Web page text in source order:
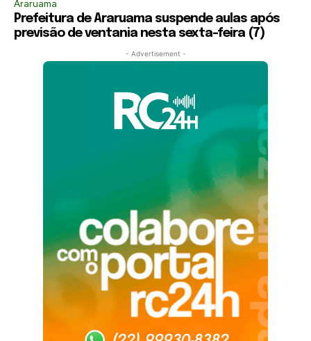
Araruama
Prefeitura de Araruama suspende aulas após
previsão de ventania nesta sexta-feira (7)
- Advertisement -